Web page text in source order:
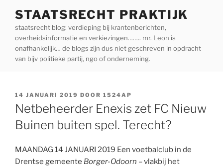
inhoud
STAATSRECHT PRAKTIJK
staatsrecht blog: verdieping bij krantenberichten,
overheidsinformatie en verkiezingen…….. mr. Leon is
onafhankelijk… de blogs zijn dus niet geschreven in opdracht
van bijv politieke partij, ngo of onderneming.
GEPLAATST
OP
14 JANUARI 2019 DOOR 1524AP
Netbeheerder Enexis zet FC Nieuw
Buinen buiten spel. Terecht?
MAANDAG 14 JANUARI 2019 Een voetbalclub in de
Drentse gemeente Borger-Odoorn – vlakbij het